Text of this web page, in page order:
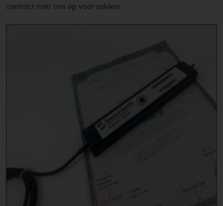
contact met ons op voor advies!